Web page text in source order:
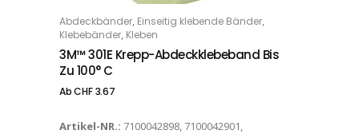
OPTIONS
Abdeckbänder, Einseitig klebende Bänder,
Klebebänder, Kleben
3M™ 301E Krepp-Abdeckklebeband Bis
Zu 100° C
AbCHF3.67
Artikel-NR.: 7100042898, 7100042901,